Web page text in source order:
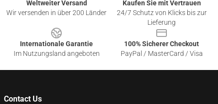
Weltweiter Versand
Wir versenden in über 200 Länder
Kaufen Sie mit Vertrauen
24/7 Schutz von Klicks bis zur
Lieferung
Internationale Garantie
Im Nutzungsland angeboten
100% Sicherer Checkout
PayPal / MasterCard / Visa
Contact Us